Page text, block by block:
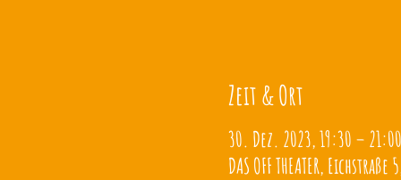
Zeit & Ort
30. Dez. 2023, 19:30 – 21:00
DAS OFF THEATER,